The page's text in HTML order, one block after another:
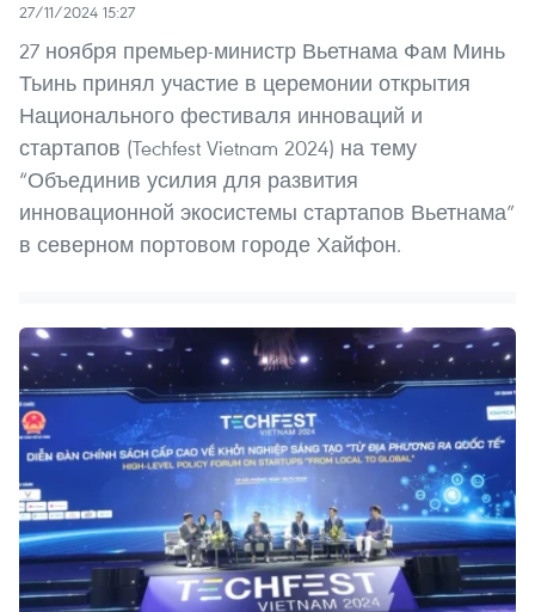
27/11/2024 15:27
27 ноября премьер-министр Вьетнама Фам Минь
Тьинь принял участие в церемонии открытия
Национального фестиваля инноваций и
стартапов (Techfest Vietnam 2024) на тему
“Объединив усилия для развития
инновационной экосистемы стартапов Вьетнама”
в северном портовом городе Хайфон.